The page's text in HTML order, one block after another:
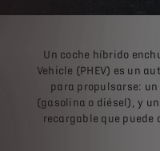
Un coche híbrido
Vehicle (PHEV) es un
para propulsarse:
(gasolina o diésel), y
recargable que puede